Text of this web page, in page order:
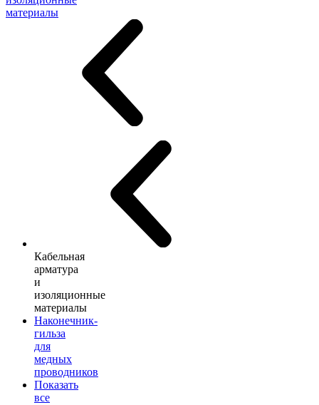
материалы
Кабельная
арматура
и
изоляционные
материалы
Наконечник-
гильза
для
медных
проводников
Показать
все